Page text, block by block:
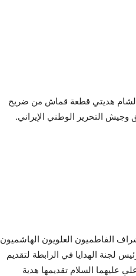
والشام هديتي قطعة قماش من ضريح
وجيش التحرير الوطني الإيراني.
الفاطميون العلويون الهاشميون
لجنة الهدايا في الرابطة لتقديم
عليهما السلام تقديمها هدية